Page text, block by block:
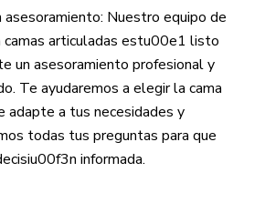
asesoramiento: Nuestro equipo de
articuladas estu00e1 listo
un asesoramiento profesional y
Te ayudaremos a elegir la cama
adapte a tus necesidades y
todas tus preguntas para que
informada.